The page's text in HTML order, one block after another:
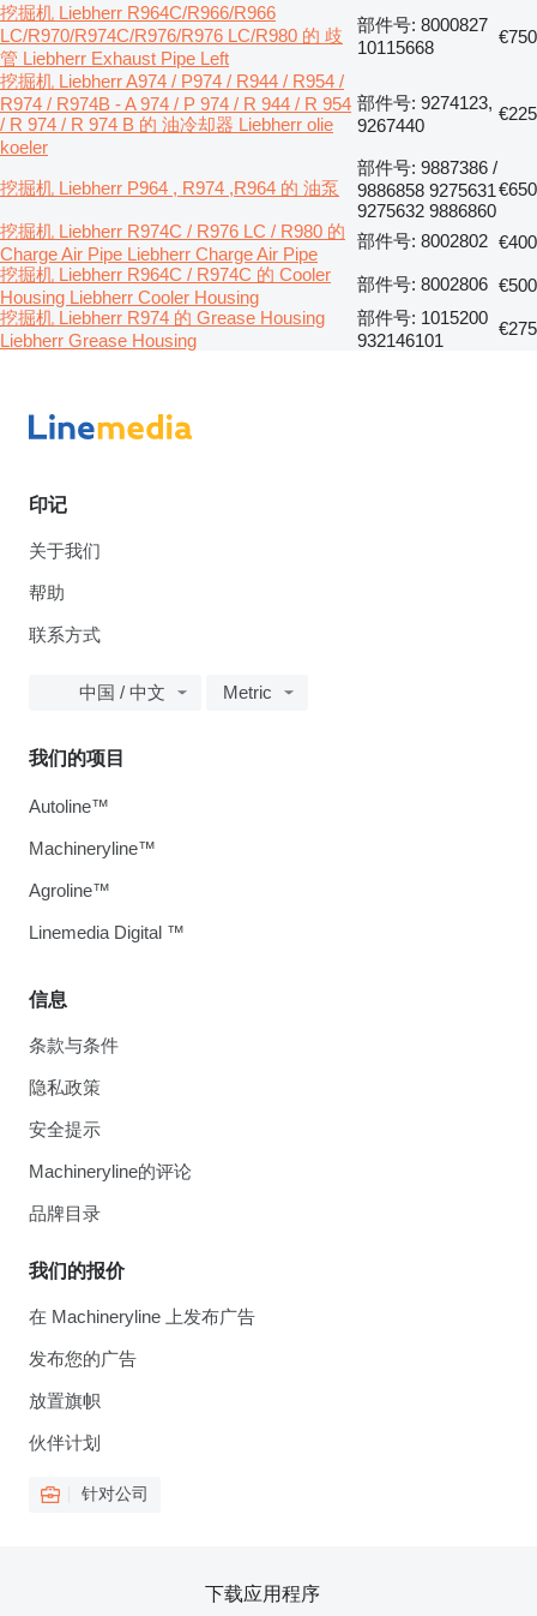
挖掘机 Liebherr R964C/R966/R966
LC/R970/R974C/R976/R976 LC/R980 的 歧
管 Liebherr Exhaust Pipe Left
部件号: 8000827
10115668
€750
挖掘机 Liebherr A974 / P974 / R944 / R954 /
R974 / R974B - A 974 / P 974 / R 944 / R 954
/ R 974 / R 974 B 的 油冷却器 Liebherr olie
koeler
部件号: 9274123,
9267440
€225
挖掘机 Liebherr P964 , R974 ,R964 的 油泵
部件号: 9887386 /
9886858 9275631
9275632 9886860
€650
挖掘机 Liebherr R974C / R976 LC / R980 的
Charge Air Pipe Liebherr Charge Air Pipe
部件号: 8002802 €400
挖掘机 Liebherr R964C / R974C 的 Cooler
Housing Liebherr Cooler Housing
部件号: 8002806 €500
挖掘机 Liebherr R974 的 Grease Housing
Liebherr Grease Housing
部件号: 1015200
932146101
€275
印记
关于我们
帮助
联系方式
中国 / 中文 Metric
信息
条款与条件
隐私政策
安全提示
Machineryline的评论
品牌目录
我们的报价
在 Machineryline 上发布广告
发布您的广告
放置旗帜
伙伴计划
针对公司
我们的项目
Autoline™
Machineryline™
Agroline™
Linemedia Digital ™
下载应用程序